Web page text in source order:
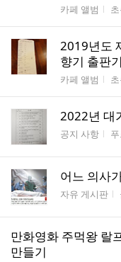
게시판명
카페 앨범
2019년도
향기 출판
게시판명
카페 앨범
2022년 대
게시판명
공지 사항
어느 의사
게시판명
자유 게시판
만화영화 주먹왕 랄
만들기